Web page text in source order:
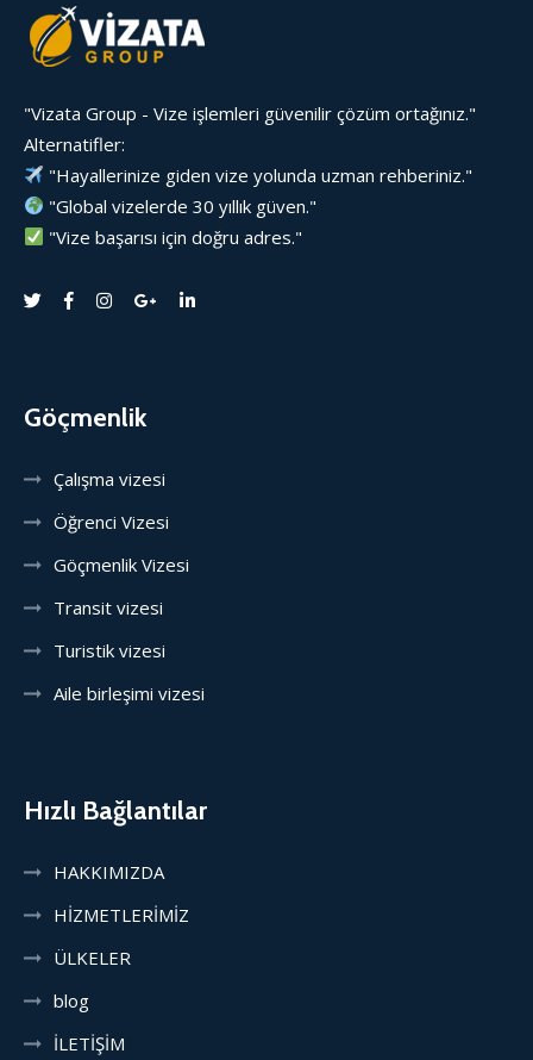
"Vizata Group - Vize işlemleri güvenilir çözüm ortağınız."
Alternatifler:
"Hayallerinize giden vize yolunda uzman rehberiniz."
"Global vizelerde 30 yıllık güven."
"Vize başarısı için doğru adres."
Göçmenlik
Çalışma vizesi
Öğrenci Vizesi
Göçmenlik Vizesi
Transit vizesi
Turistik vizesi
Aile birleşimi vizesi
Hızlı Bağlantılar
HAKKIMIZDA
HİZMETLERİMİZ
ÜLKELER
blog
İLETİŞİM